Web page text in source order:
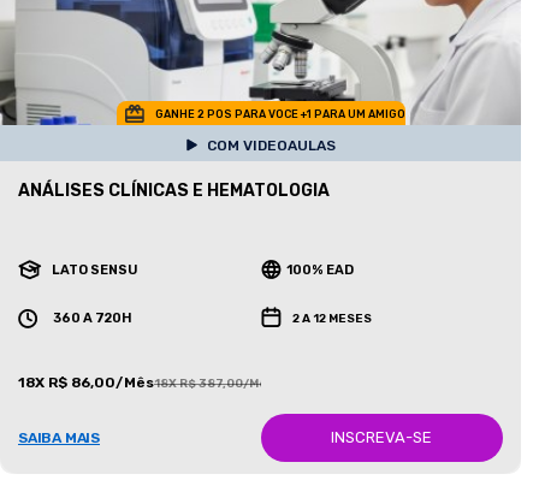
GANHE 2 POS PARA VOCE +1 PARA UM AMIGO
COM VIDEOAULAS
ANÁLISES CLÍNICAS E HEMATOLOGIA
LATO SENSU 100% EAD
360 A 720H 2 A 12 MESES
18X R$ 86,00/Mês18X R$ 387,00/Mês
SAIBA MAIS INSCREVA-SE